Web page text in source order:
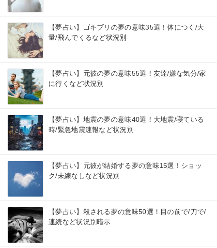
【夢占い】ゴキブリの夢の意味35選！体につく/大
量/飛んでくるなど状況別
【夢占い】元彼の夢の意味55選！友達/嫌な気分/家
に行くなど状況別
【夢占い】地震の夢の意味40選！大地震/寝ている
時/緊急地震速報など状況別
【夢占い】元彼が結婚する夢の意味15選！ショッ
ク/未練なしなど状況別
【夢占い】殺される夢の意味50選！目の前で/刀で/
連続など状況別暗示